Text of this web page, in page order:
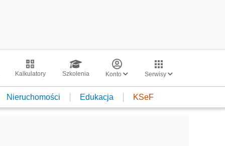
Kalkulatory Szkolenia Konto Serwisy
Nieruchomości Edukacja KSeF